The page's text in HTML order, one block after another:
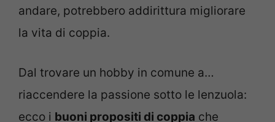
andare, potrebbero addirittura migliorare
la vita di coppia.
Dal trovare un hobby in comune a…
riaccendere la passione sotto le lenzuola:
ecco i buoni propositi di coppia che